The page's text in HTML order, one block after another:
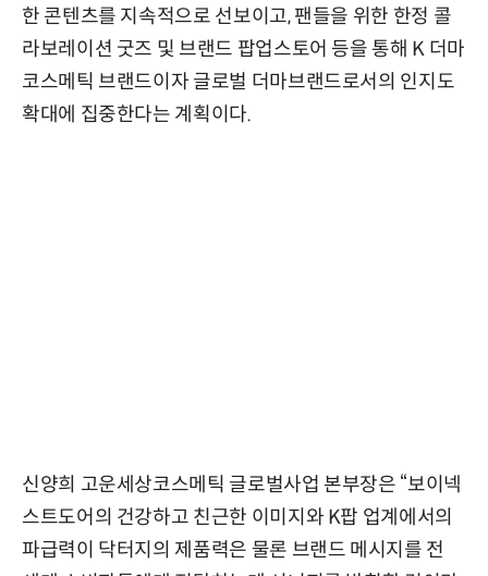
한 콘텐츠를 지속적으로 선보이고, 팬들을 위한 한정 콜
라보레이션 굿즈 및 브랜드 팝업스토어 등을 통해 K 더마
코스메틱 브랜드이자 글로벌 더마브랜드로서의 인지도
확대에 집중한다는 계획이다.
신양희 고운세상코스메틱 글로벌사업 본부장은 “보이넥
스트도어의 건강하고 친근한 이미지와 K팝 업계에서의
파급력이 닥터지의 제품력은 물론 브랜드 메시지를 전